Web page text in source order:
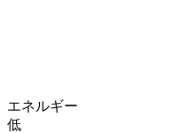
エネルギー
低